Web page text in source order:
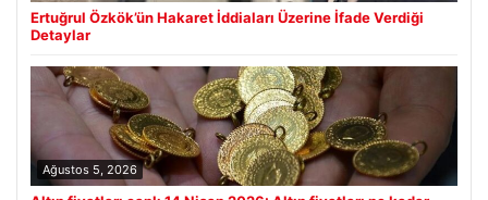
Ertuğrul Özkök’ün Hakaret İddiaları Üzerine İfade Verdiği
Detaylar
Ağustos 5, 2026